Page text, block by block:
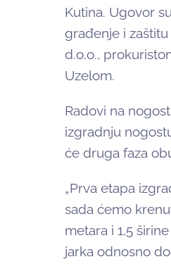
Kutina. Ugovor
građenje i
d.o.o.,
Uzelom.
Radovi na
izgradnju
će druga faza
„Prva etapa
sada ćemo
metara i 1,5
jarka odnosno